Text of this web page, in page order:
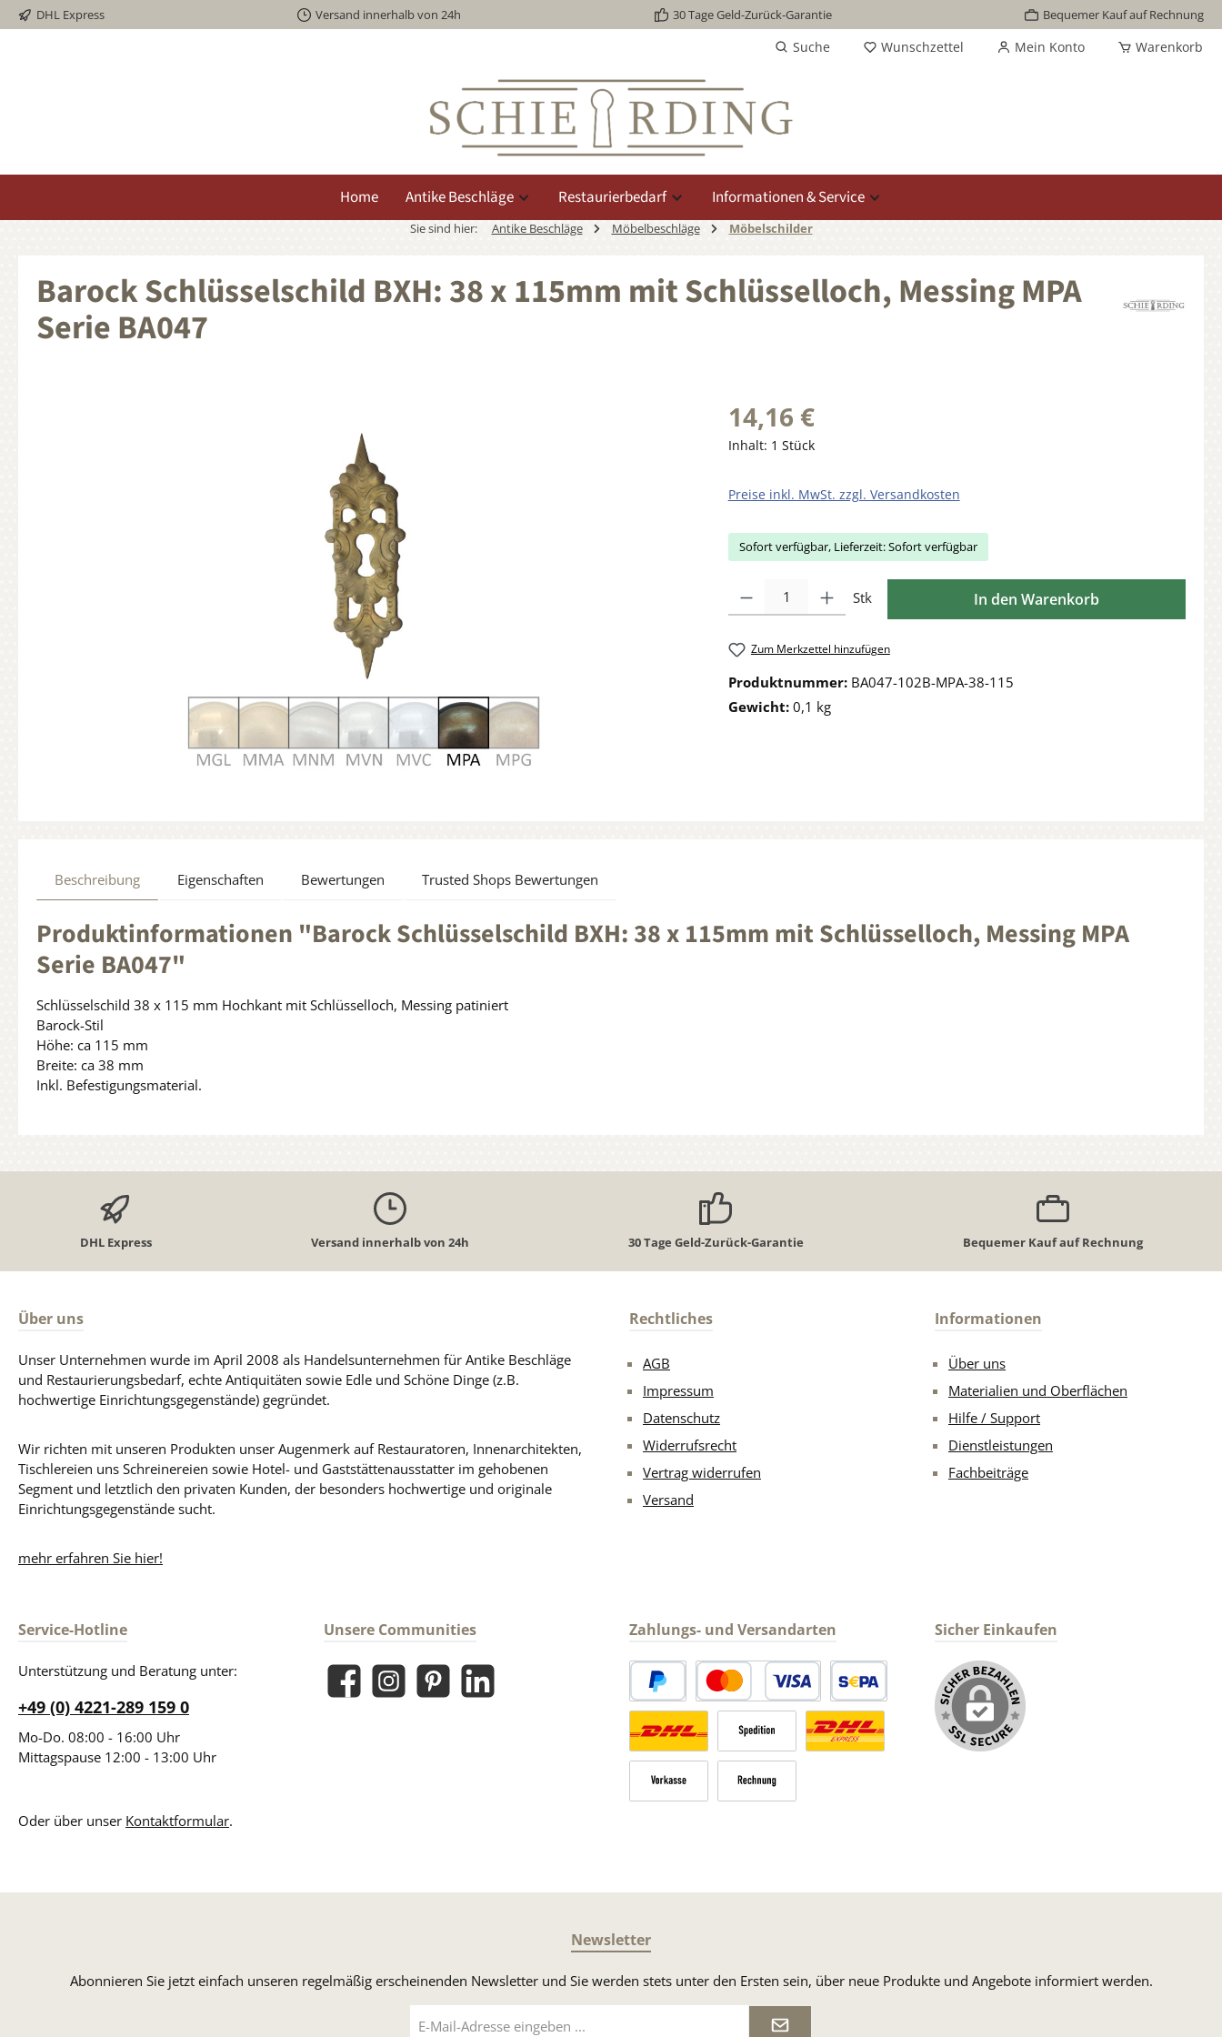
Zur Hauptnavigation springen
DHL Express Versand innerhalb von 24h 30 Tage Geld-Zurück-Garantie Bequemer Kauf auf Rechnung
Suche Wunschzettel Mein Konto Warenkorb
Home Antike Beschläge Restaurierbedarf Informationen & Service
Sie sind hier: Antike Beschläge Möbelbeschläge Möbelschilder
Barock Schlüsselschild BXH: 38 x 115mm mit Schlüsselloch, Messing MPA
Serie BA047
14,16 €
Inhalt: 1 Stück
Preise inkl. MwSt. zzgl. Versandkosten
Sofort verfügbar, Lieferzeit: Sofort verfügbar
Stk In den Warenkorb
Zum Merkzettel hinzufügen
Produktnummer: BA047-102B-MPA-38-115
Gewicht: 0,1 kg
Beschreibung Eigenschaften Bewertungen Trusted Shops Bewertungen
Produktinformationen "Barock Schlüsselschild BXH: 38 x 115mm mit Schlüsselloch, Messing MPA
Serie BA047"
Schlüsselschild 38 x 115 mm Hochkant mit Schlüsselloch, Messing patiniert
Barock-Stil
Höhe: ca 115 mm
Breite: ca 38 mm
Inkl. Befestigungsmaterial.
DHL Express Versand innerhalb von 24h 30 Tage Geld-Zurück-Garantie Bequemer Kauf auf Rechnung
Über uns
Unser Unternehmen wurde im April 2008 als Handelsunternehmen für Antike Beschläge
und Restaurierungsbedarf, echte Antiquitäten sowie Edle und Schöne Dinge (z.B.
hochwertige Einrichtungsgegenstände) gegründet.
Wir richten mit unseren Produkten unser Augenmerk auf Restauratoren, Innenarchitekten,
Tischlereien uns Schreinereien sowie Hotel- und Gaststättenausstatter im gehobenen
Segment und letztlich den privaten Kunden, der besonders hochwertige und originale
Einrichtungsgegenstände sucht.
mehr erfahren Sie hier!
Rechtliches
AGB
Impressum
Datenschutz
Widerrufsrecht
Vertrag widerrufen
Versand
Informationen
Über uns
Materialien und Oberflächen
Hilfe / Support
Dienstleistungen
Fachbeiträge
Service-Hotline
Unterstützung und Beratung unter:
+49 (0) 4221-289 159 0
Mo-Do. 08:00 - 16:00 Uhr
Mittagspause 12:00 - 13:00 Uhr
Oder über unser Kontaktformular.
Unsere Communities
FacebookInstagramPinterestLinkedIn
Zahlungs- und Versandarten
PayPal Kredit- oder DebitkarteSEPA Lastschrift
Versandkosten Deutschland normaler Versand Deutsche Post
Sperrgut
Sicher Einkaufen
Newsletter
Abonnieren Sie jetzt einfach unseren regelmäßig erscheinenden Newsletter und Sie werden stets unter den Ersten sein, über neue Produkte und Angebote informiert werden.
Mail-